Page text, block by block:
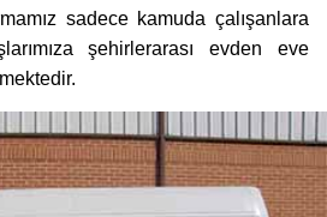
sadece kamuda çalışanlara
şehirlerarası evden eve